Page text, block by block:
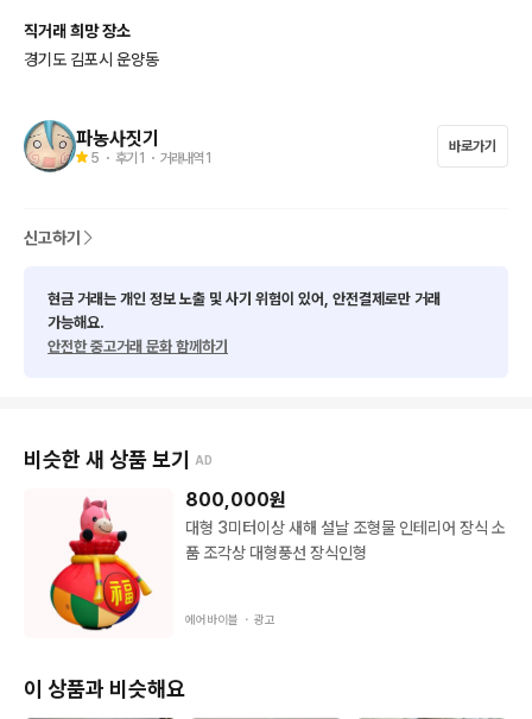
직거래 희망 장소
경기도 김포시 운양동
파농사짓기
5 ・ 후기 1 ・ 거래내역 1
바로가기
신고하기
현금 거래는 개인 정보 노출 및 사기 위험이 있어, 안전결제로만 거래
가능해요.
안전한 중고거래 문화 함께하기
비슷한 새 상품 보기 AD
800,000원
대형 3미터이상 새해 설날 조형물 인테리어 장식 소
품 조각상 대형풍선 장식인형
에어바이블 ・ 광고
이 상품과 비슷해요